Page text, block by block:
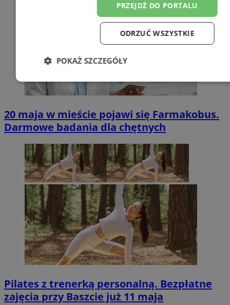
20 maja w mieście pojawi się Farmakobus.
Darmowe badania dla chętnych
Pilates z trenerką personalną. Bezpłatne
zajęcia przy Baszcie już 11 maja
PRZEJDŹ DO PORTALU
ODRZUĆ WSZYSTKIE
POKAŻ SZCZEGÓŁY
Niezbędne Wydajność
Funkcjonalność
Niezbędne Wydajność Targetowanie
Niesklasyfikowane
Niezbędne pliki cookie umożliwiają korzystanie z podstawowych
internetowej, takich jak logowanie użytkownika i zarządzanie
niezbędnych plików cookie nie można prawidłowo korzystać ze
internetowej.
QeSessID
wodzislaw.com.pl